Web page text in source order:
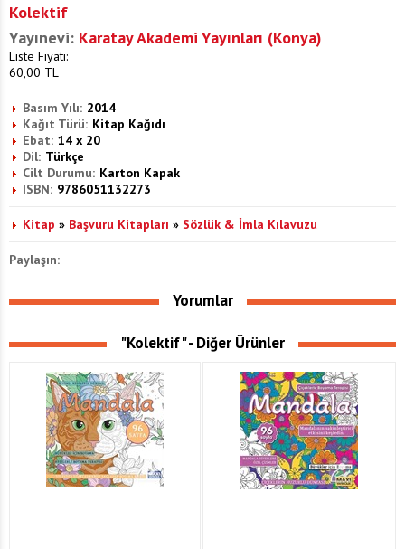
Kolektif
Yayınevi: Karatay Akademi Yayınları (Konya)
Liste Fiyatı:
60,00 TL
Basım Yılı: 2014
Kağıt Türü: Kitap Kağıdı
Ebat: 14 x 20
Dil: Türkçe
Cilt Durumu: Karton Kapak
ISBN: 9786051132273
Kitap » Başvuru Kitapları » Sözlük & İmla Kılavuzu
Paylaşın:
Yorumlar
"Kolektif" - Diğer Ürünler